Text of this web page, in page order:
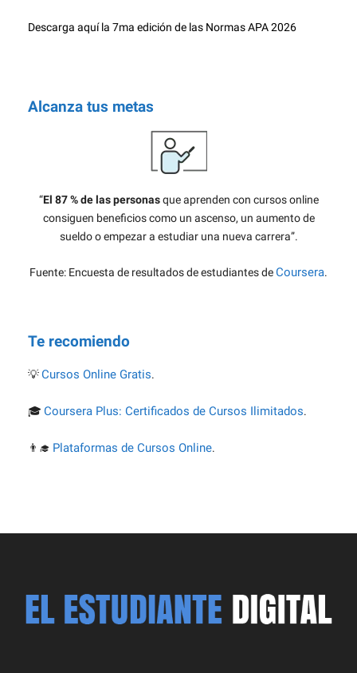
Descarga aquí la 7ma edición de las Normas APA 2026
Alcanza tus metas
“El 87 % de las personasque aprenden con cursos online
consiguen beneficios como un ascenso, un aumento de
sueldo o empezar a estudiar una nueva carrera”.
Fuente: Encuesta de resultados de estudiantes deCoursera.
Te recomiendo
💡Cursos Online Gratis.
🎓 Coursera Plus: Certificados de Cursos Ilimitados.
👨‍🎓 Plataformas de Cursos Online.